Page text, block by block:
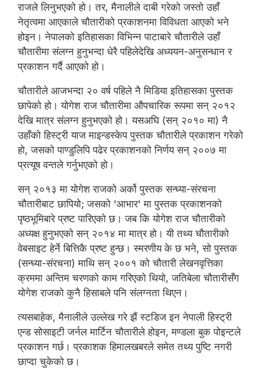
राजले लिनुभएको हो। तर, मैनालीले दाबी गरेको जस्तो उहाँ
नेतृत्वमा आएकाले चौतारीको प्रकाशनमा विविधता आएको भने
होइन। नेपालको इतिहासका विभिन्न पाटाबारे चौतारीले उहाँ
चौतारीमा संलग्न हुनुभन्दा धेरै पहिलेदेखि अध्ययन-अनुसन्धान र
प्रकाशन गर्दै आएको हो।
चौतारीले आजभन्दा २० वर्ष पहिले नै मिडिया इतिहासका पुस्तक
छापेको हो। योगेश राज चौतारीमा औपचारिक रूपमा सन् २०१२
देखि मात्र संलग्न हुनुभएको हो। यसअघि (सन् २०१० मा) नै
उहाँको हिस्ट्री याज माइन्डस्केप पुस्तक चौतारीले प्रकाशन गरेको
हो, जसको पाण्डुलिपि पढेर प्रकाशनको निर्णय सन् २००७ मा
प्रत्यूष वन्तले गर्नुभएको हो।
सन् २०१३ मा योगेश राजको अर्को पुस्तक सन्ध्या-संरचना
चौतारीबाट छापियो; जसको 'आभार' मा पुस्तक प्रकाशनको
पृष्ठभूमिबारे प्रष्ट पारिएको छ। जब कि योगेश राज चौतारीको
अध्यक्ष हुनुभएको सन् २०१४ मा मात्र हो। यी तथ्य चौतारीको
वेबसाइट हेर्ने बित्तिकै प्रष्ट हुन्छ। स्मरणीय के छ भने, सो पुस्तक
(सन्ध्या-संरचना) माथि सन् २००१ को चौतारी लेखनवृत्तिका
क्रममा अन्तिम चरणको काम गरिएको थियो, जतिबेला चौतारीसँग
योगेश राजको कुनै हिसाबले पनि संलग्नता थिएन।
त्यसबाहेक, मैनालीले उल्लेख गरे झैं स्टडिज इन नेपाली हिस्ट्री
एन्ड सोसाइटी जर्नल मार्टिन चौतारीले होइन, मण्डला बुक पोइन्टले
प्रकाशन गर्छ। प्रकाशक हिमालखबरले समेत तथ्य पुष्टि नगरी
छाप्दा चुकेको छ।